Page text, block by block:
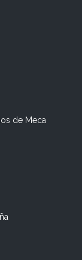
de Meca